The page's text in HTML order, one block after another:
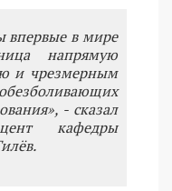
впервые в мире
напрямую
и чрезмерным
- сказал
кафедры